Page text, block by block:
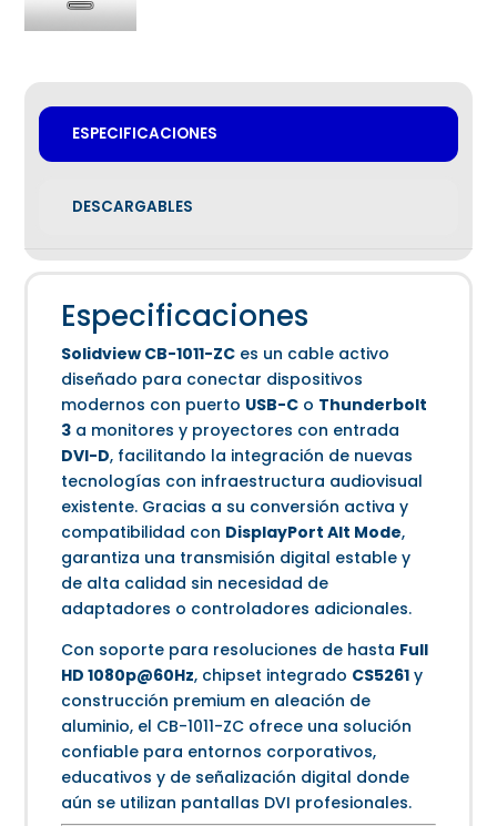
ESPECIFICACIONES
DESCARGABLES
Especificaciones
Solidview CB-1011-ZC es un cable activo
diseñado para conectar dispositivos
modernos con puerto USB-C o Thunderbolt
3 a monitores y proyectores con entrada
DVI-D, facilitando la integración de nuevas
tecnologías con infraestructura audiovisual
existente. Gracias a su conversión activa y
compatibilidad con DisplayPort Alt Mode,
garantiza una transmisión digital estable y
de alta calidad sin necesidad de
adaptadores o controladores adicionales.
Con soporte para resoluciones de hasta Full
HD 1080p@60Hz, chipset integrado CS5261 y
construcción premium en aleación de
aluminio, el CB-1011-ZC ofrece una solución
confiable para entornos corporativos,
educativos y de señalización digital donde
aún se utilizan pantallas DVI profesionales.